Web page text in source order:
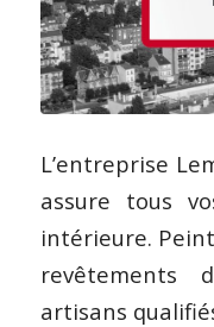
L’entreprise
assure tous
intérieure.
revêtements
artisans